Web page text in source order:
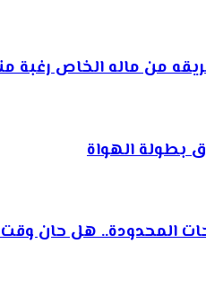
من ماله الخاص رغبة
بطولة الهواة
المحدودة.. هل حان وقت